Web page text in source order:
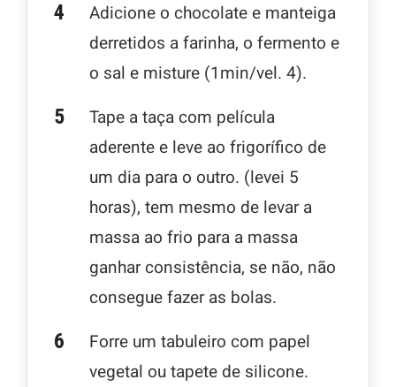
Adicione o chocolate e manteiga
derretidos a farinha, o fermento e
o sal e misture (1min/vel. 4).
Tape a taça com película
aderente e leve ao frigorífico de
um dia para o outro. (levei 5
horas), tem mesmo de levar a
massa ao frio para a massa
ganhar consistência, se não, não
consegue fazer as bolas.
Forre um tabuleiro com papel
vegetal ou tapete de silicone.